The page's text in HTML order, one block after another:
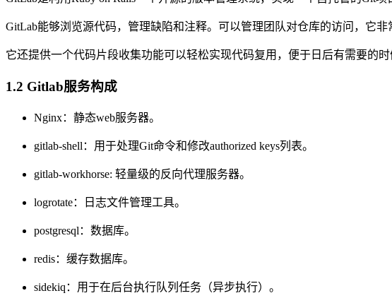
GitLab能够浏览源代码，管理缺陷和注释。可以管理团队对仓库的访问，它
它还提供一个代码片段收集功能可以轻松实现代码复用，便于日后有需要的
1.2 Gitlab服务构成
Nginx：静态web服务器。
gitlab-shell：用于处理Git命令和修改authorized keys列表。
gitlab-workhorse: 轻量级的反向代理服务器。
logrotate：日志文件管理工具。
postgresql：数据库。
redis：缓存数据库。
sidekiq：用于在后台执行队列任务（异步执行）。